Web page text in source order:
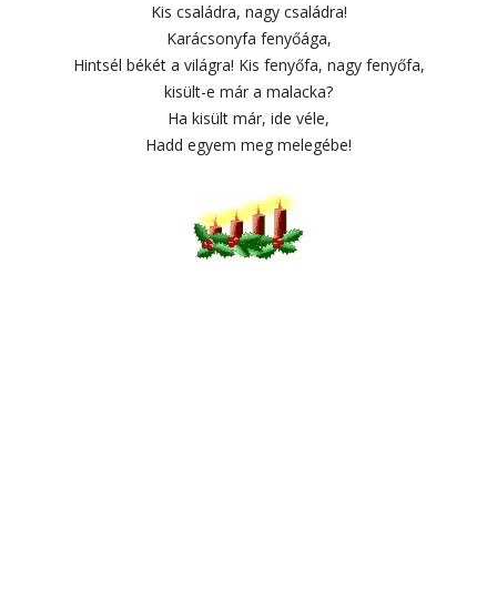
Kis családra, nagy családra!
Karácsonyfa fenyőága,
Hintsél békét a világra! Kis fenyőfa, nagy fenyőfa,
kisült-e már a malacka?
Ha kisült már, ide véle,
Hadd egyem meg melegébe!